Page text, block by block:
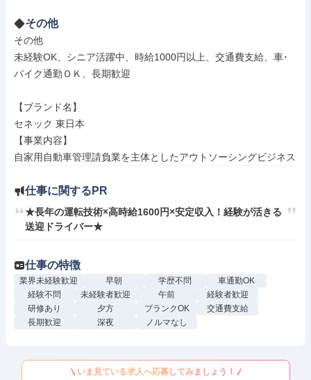
その他
その他
未経験OK、シニア活躍中、時給1000円以上、交通費支給、車･
バイク通勤ＯＫ、長期歓迎
【ブランド名】
セネック 東日本
【事業内容】
自家用自動車管理請負業を主体としたアウトソーシングビジネス
仕事に関するPR
★長年の運転技術×高時給1600円×安定収入！経験が活きる
送迎ドライバー★
仕事の特徴
業界未経験歓迎 早朝 学歴不問
車通勤OK
経験不問
未経験者歓迎 午前
経験者歓迎
研修あり
夕方 ブランクOK
交通費支給
長期歓迎
深夜 ノルマなし
いま見ている求人へ応募してみましょう！